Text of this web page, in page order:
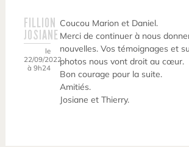
FILLION
JOSIANE
le
22/09/2022
à 9h24
Coucou Marion et Daniel.
Merci de continuer à nous
nouvelles. Vos témoignages et
photos nous vont droit au cœur.
Bon courage pour la suite.
Amitiés.
Josiane et Thierry.